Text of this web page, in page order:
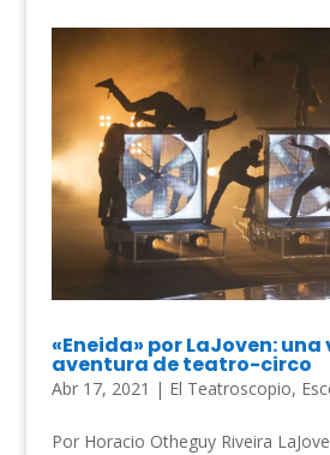
«Eneida» por LaJoven:
aventura de teatro-circo
Abr 17, 2021 | El Teatroscopio,
Por Horacio Otheguy Riveira